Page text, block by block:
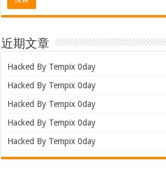
近期文章
Hacked By Tempix 0day
Hacked By Tempix 0day
Hacked By Tempix 0day
Hacked By Tempix 0day
Hacked By Tempix 0day